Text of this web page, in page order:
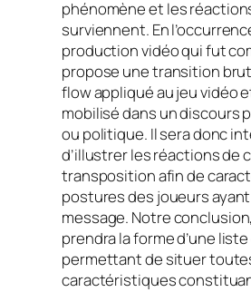
phénomène et les
surviennent. En
production vidéo qui fut
propose une transition
flowappliqué au jeu vidéo
mobilisé dans un discours
ou politique. Il sera donc
d’illustrer les réactions de
transposition afin de
postures des joueurs
message. Notre
prendra la forme d’une
permettant de situer
caractéristiques